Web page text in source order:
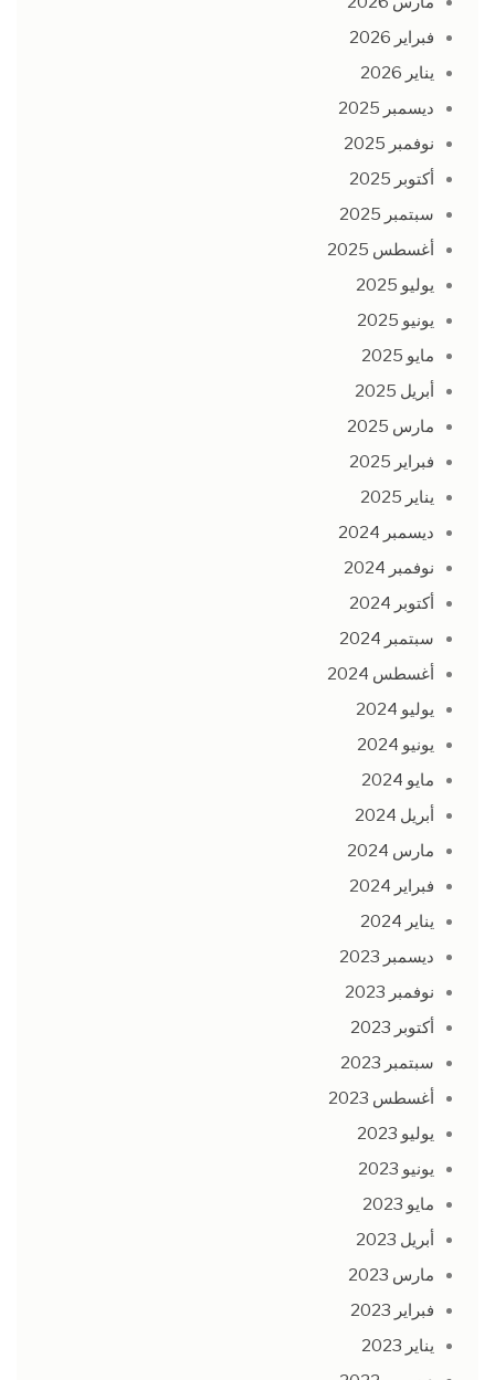
فبراير 2026
يناير 2026
ديسمبر 2025
نوفمبر 2025
أكتوبر 2025
سبتمبر 2025
أغسطس 2025
يوليو 2025
يونيو 2025
مايو 2025
أبريل 2025
مارس 2025
فبراير 2025
يناير 2025
ديسمبر 2024
نوفمبر 2024
أكتوبر 2024
سبتمبر 2024
أغسطس 2024
يوليو 2024
يونيو 2024
مايو 2024
أبريل 2024
مارس 2024
فبراير 2024
يناير 2024
ديسمبر 2023
نوفمبر 2023
أكتوبر 2023
سبتمبر 2023
أغسطس 2023
يوليو 2023
يونيو 2023
مايو 2023
أبريل 2023
مارس 2023
فبراير 2023
يناير 2023